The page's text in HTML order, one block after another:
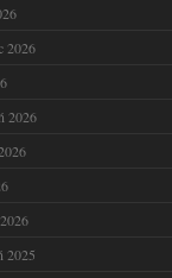
2026
2026
2025